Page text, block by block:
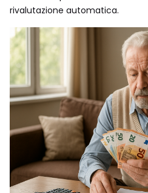
rivalutazione automatica.